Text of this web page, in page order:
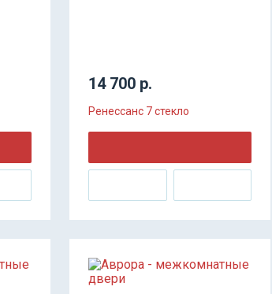
14 700 р.
Ренессанс 7 стекло